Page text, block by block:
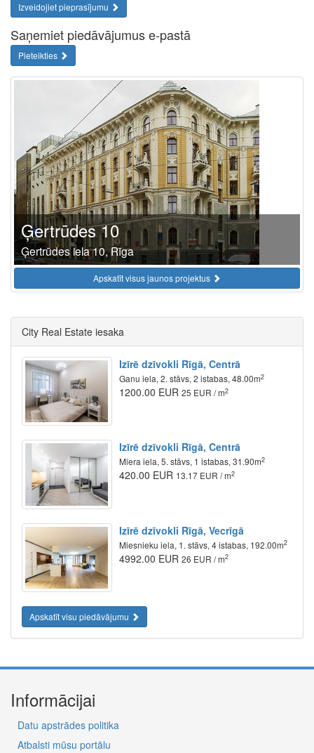
Izveidojiet pieprasījumu
Saņemiet piedāvājumus e-pastā
Pieteikties
Ģertrūdes 10
Ģertrūdes iela 10, Rīga
Apskatīt visus jaunos projektus
City Real Estate iesaka
Izīrē dzīvokli Rīgā, Centrā
Ganu iela, 2. stāvs, 2 istabas, 48.00m2
1200.00 EUR 25 EUR / m2
Izīrē dzīvokli Rīgā, Centrā
Miera iela, 5. stāvs, 1 istabas, 31.90m2
420.00 EUR 13.17 EUR / m2
Izīrē dzīvokli Rīgā, Vecrīgā
Miesnieku iela, 1. stāvs, 4 istabas, 192.00m2
4992.00 EUR 26 EUR / m2
Apskatīt visu piedāvājumu
Informācijai
Datu apstrādes politika
Atbalsti mūsu portālu